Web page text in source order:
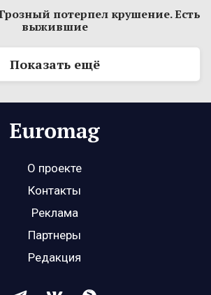
потерпел крушение. Есть
выжившие
Показать ещё
О проекте
Контакты
Реклама
Партнеры
Редакция